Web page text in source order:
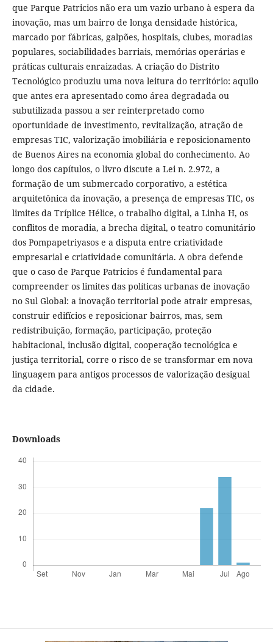
que Parque Patricios não era um vazio urbano à espera da
inovação, mas um bairro de longa densidade histórica,
marcado por fábricas, galpões, hospitais, clubes, moradias
populares, sociabilidades barriais, memórias operárias e
práticas culturais enraizadas. A criação do Distrito
Tecnológico produziu uma nova leitura do território: aquilo
que antes era apresentado como área degradada ou
subutilizada passou a ser reinterpretado como
oportunidade de investimento, revitalização, atração de
empresas TIC, valorização imobiliária e reposicionamento
de Buenos Aires na economia global do conhecimento. Ao
longo dos capítulos, o livro discute a Lei n. 2.972, a
formação de um submercado corporativo, a estética
arquitetônica da inovação, a presença de empresas TIC, os
limites da Tríplice Hélice, o trabalho digital, a Linha H, os
conflitos de moradia, a brecha digital, o teatro comunitário
dos Pompapetriyasos e a disputa entre criatividade
empresarial e criatividade comunitária. A obra defende
que o caso de Parque Patricios é fundamental para
compreender os limites das políticas urbanas de inovação
no Sul Global: a inovação territorial pode atrair empresas,
construir edifícios e reposicionar bairros, mas, sem
redistribuição, formação, participação, proteção
habitacional, inclusão digital, cooperação tecnológica e
justiça territorial, corre o risco de se transformar em nova
linguagem para antigos processos de valorização desigual
da cidade.
Downloads